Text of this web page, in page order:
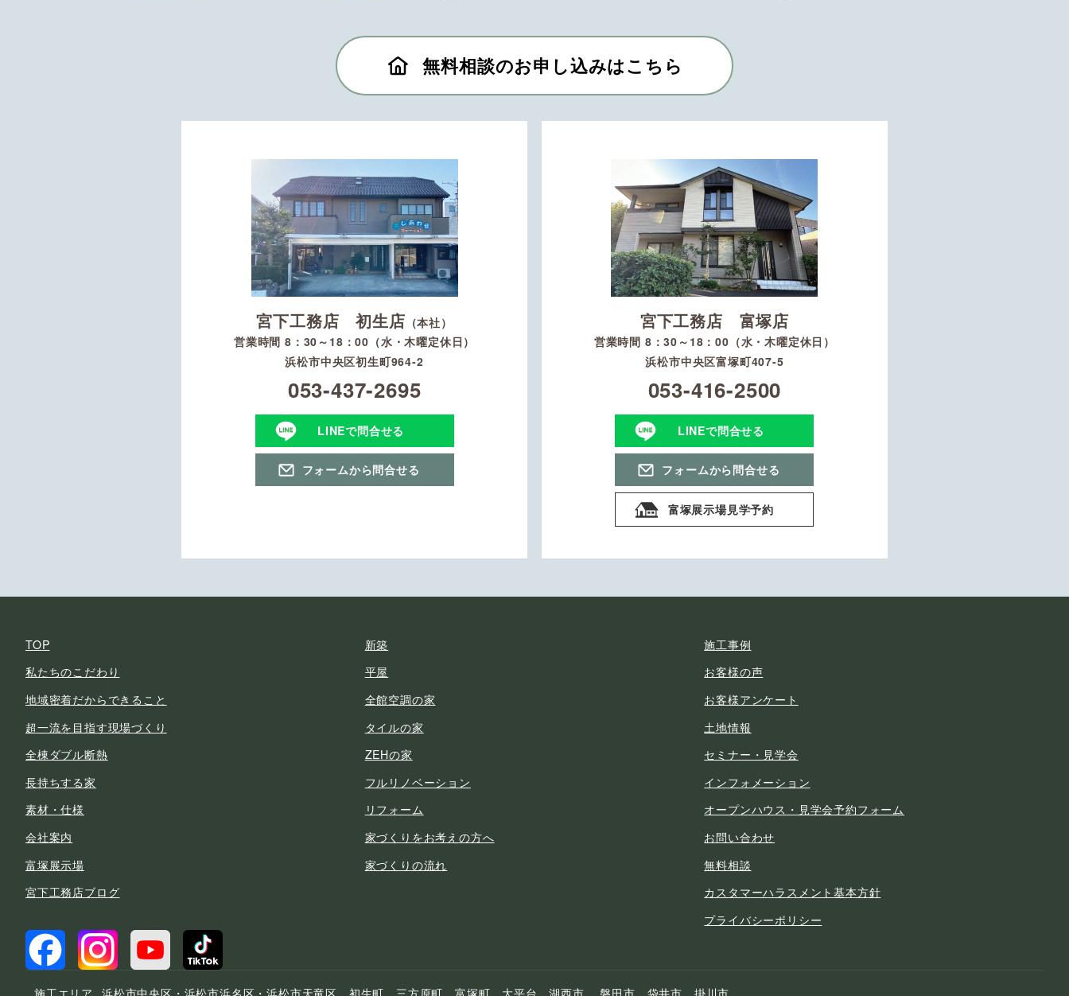
無料相談のお申し込みはこちら
宮下工務店 初生店 （本社）
営業時間 8：30～18：00（水・木曜定休日）
浜松市中央区初生町964-2
053-437-2695
LINEで問合せる
フォームから問合せる
宮下工務店 富塚店
営業時間 8：30～18：00（水・木曜定休日）
浜松市中央区富塚町407-5
053-416-2500
LINEで問合せる
フォームから問合せる
富塚展示場見学予約
TOP
私たちのこだわり
地域密着だからできること
超一流を目指す現場づくり
全棟ダブル断熱
長持ちする家
素材・仕様
会社案内
富塚展示場
宮下工務店ブログ
新築
平屋
全館空調の家
タイルの家
ZEHの家
フルリノベーション
リフォーム
家づくりをお考えの方へ
家づくりの流れ
施工事例
お客様の声
お客様アンケート
土地情報
セミナー・見学会
インフォメーション
オープンハウス・見学会予約フォーム
お問い合わせ
無料相談
カスタマーハラスメント基本方針
プライバシーポリシー
施工エリア 浜松市中央区・浜松市浜名区・浜松市天竜区、初生町、三方原町、富塚町、大平台、湖西市、 磐田市、袋井市、掛川市